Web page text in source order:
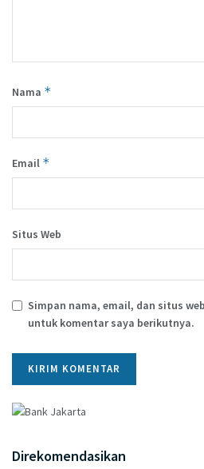
Nama *
Email *
Situs Web
Simpan nama, email, dan situs
untuk komentar saya berikutnya.
Direkomendasikan